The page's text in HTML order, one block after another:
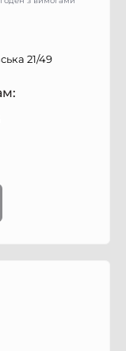
21/49